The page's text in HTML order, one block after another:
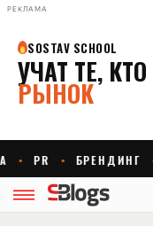
РЕКЛАМА